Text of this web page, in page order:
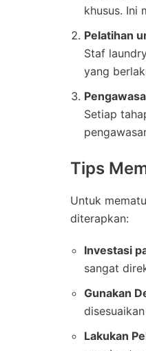
khusus. Ini
Pelatihan
Staf
yang
Setiap
Tips
Untuk
diterapkan:
Investasi
sangat
Gunakan
Lakukan